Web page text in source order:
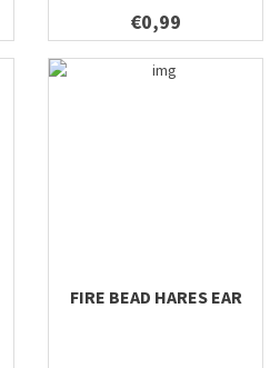
€0,99
FIRE BEAD HARES EAR